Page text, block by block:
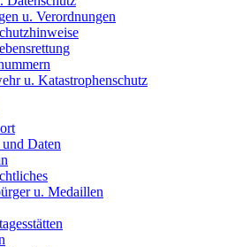
u. Verordnungen
u. Katastrophenschutz
Daten
u. Medaillen